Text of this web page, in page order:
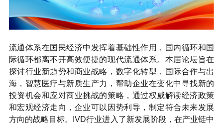
流通体系在国民经济中发挥着基础性作用，国内循环和国
际循环都离不开高效便捷的现代流通体系。本届论坛旨在
探讨行业新趋势和商业战略，数字化转型，国际合作与出
海，智慧医疗与新质生产力，帮助企业在变化中寻找新的
投资机会和应对商业挑战的策略，通过权威解读经济政策
和宏观经济走向，企业可以因势利导，制定符合未来发展
方向的战略目标。IVD行业进入了新发展阶段，在产业链中